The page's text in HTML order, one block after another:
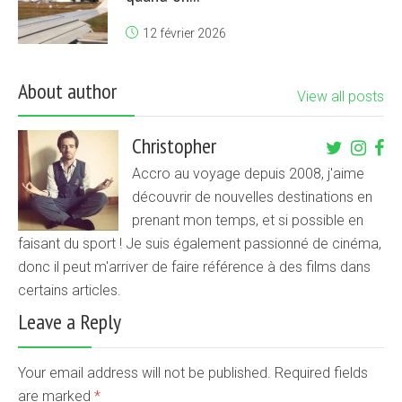
12 février 2026
About author View all posts
Christopher
Accro au voyage depuis 2008, j'aime
découvrir de nouvelles destinations en
prenant mon temps, et si possible en
faisant du sport ! Je suis également passionné de cinéma,
donc il peut m'arriver de faire référence à des films dans
certains articles.
Leave a Reply
Your email address will not be published. Required fields
are marked *